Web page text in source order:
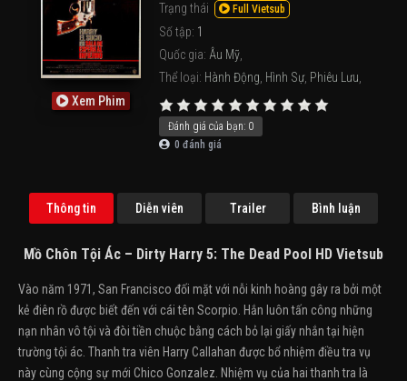
Xem Phim
Trạng thái
Full Vietsub
Số tập: 1
Quốc gia: Âu Mỹ
Thể loại: Hành Động Hình Sự, Phiêu Lưu
Đánh giá của bạn: 0
0 đánh giá
Thông tin Diễn viên Trailer Bình luận
Mồ Chôn Tội Ác – Dirty Harry 5: The Dead Pool HD Vietsub
Vào năm 1971, San Francisco đối mặt với nỗi kinh hoàng gây ra bởi một
kẻ điên rồ được biết đến với cái tên Scorpio. Hắn luôn tấn công những
nạn nhân vô tội và đòi tiền chuộc bằng cách bỏ lại giấy nhắn tại hiện
trường tội ác. Thanh tra viên Harry Callahan được bổ nhiệm điều tra vụ
này cùng cộng sự mới Chico Gonzalez. Nhiệm vụ của hai thanh tra là